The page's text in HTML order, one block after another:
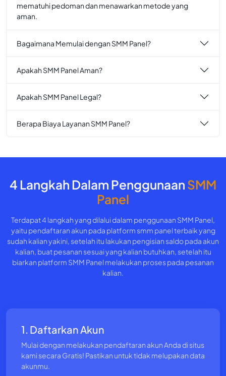
mematuhi pedoman dan menawarkan metode yang
aman.
Bagaimana Memulai dengan SMM Panel?
Apakah SMM Panel Aman?
Apakah SMM Panel Legal?
Berapa Biaya Layanan SMM Panel?
4 Langkah Dalam Penggunaan SMM
Panel
Terdapat 4 langkah yang dilalui dalam penggunaan SMM Panel,
yaitu pendaftaran akun pada platform smm panel terbaik yang
sudah kalian yakini, setelah itu lakukan pengisian saldo pada akun
kalian, buat pesanan sesuai yang kalian butuhkan, setelah itu
biarkan platform SMM Panel melakukan proses pada pesanan
kalian.
1. Daftarkan Akun
Mulai dengan melakukan pendaftaran akun Anda di situs
kami secara Gratis! Pastikan untuk tidak melupakan data
akunmu.